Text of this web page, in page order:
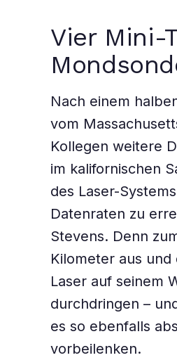
Vier Mini-
Nach einem
vom
Kollegen weitere
im kalifornischen
des Laser-
Datenraten zu
Stevens. Denn
Kilometer aus
Laser auf seinem
durchdringen –
es so ebenfalls
vorbeilenken.